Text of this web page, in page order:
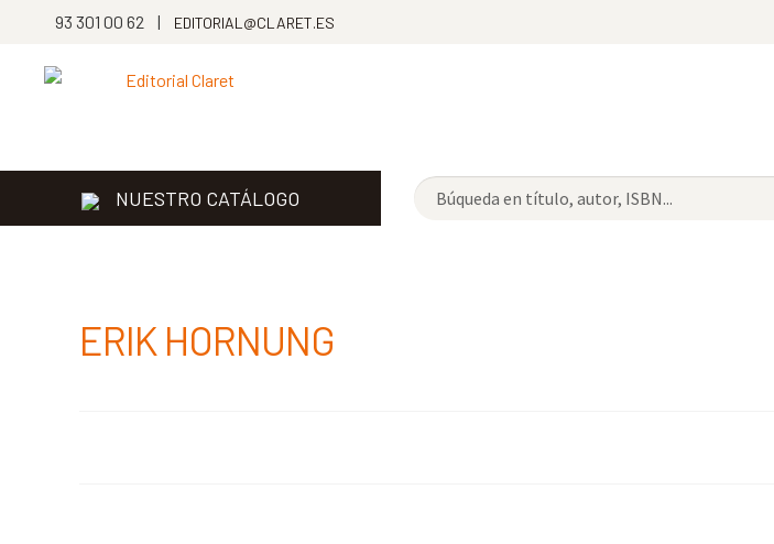
93 301 00 62 | EDITORIAL@CLARET.ES
NUESTRO CATÁLOGO
ERIK HORNUNG